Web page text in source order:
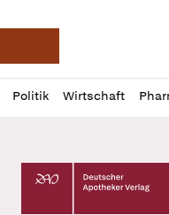
Deutsche
Politik Wirtschaft
Profil
öffnen
Daz
Pur
Deutscher Apotheker